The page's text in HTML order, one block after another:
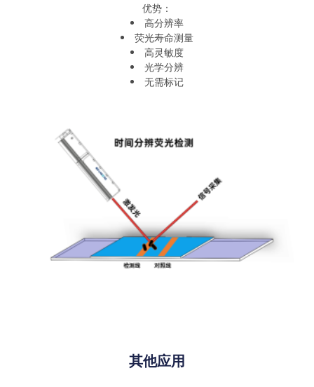
优势：
高分辨率
荧光寿命测量
高灵敏度
光学分辨
无需标记
其他应用